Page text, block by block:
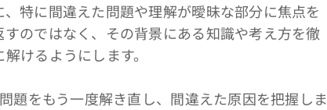
特に間違えた問題や理解が曖昧な部分に焦点を
のではなく、その背景にある知識や考え方を徹
けるようにします。
をもう一度解き直し、間違えた原因を把握しま